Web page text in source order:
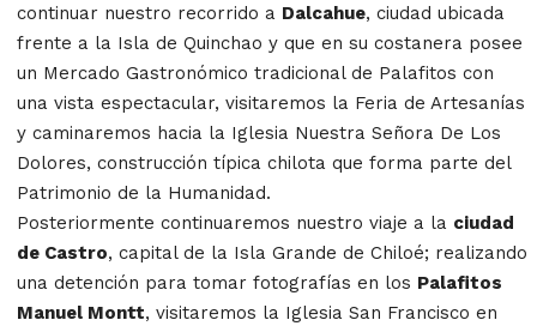
continuar nuestro recorrido a Dalcahue, ciudad ubicada
frente a la Isla de Quinchao y que en su costanera posee
un Mercado Gastronómico tradicional de Palafitos con
una vista espectacular, visitaremos la Feria de Artesanías
y caminaremos hacia la Iglesia Nuestra Señora De Los
Dolores, construcción típica chilota que forma parte del
Patrimonio de la Humanidad.
Posteriormente continuaremos nuestro viaje a la ciudad
de Castro, capital de la Isla Grande de Chiloé; realizando
una detención para tomar fotografías en los Palafitos
Manuel Montt, visitaremos la Iglesia San Francisco en